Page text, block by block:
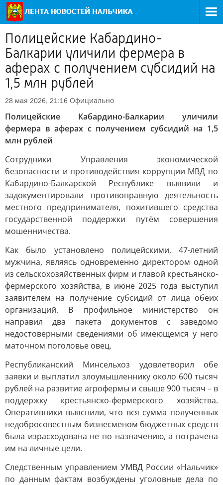
Полицейские Кабардино-
Балкарии уличили фермера в
аферах с получением субсидий на
1,5 млн рублей
28 мая 2026, 21:16 Официально
Полицейские Кабардино-Балкарии уличили
фермера в аферах с получением субсидий на 1,5
млн рублей
Сотрудники Управления экономической
безопасности и противодействия коррупции МВД по
Кабардино-Балкарской Республике выявили и
задокументировали противоправную деятельность
местного предпринимателя, похитившего средства
государственной поддержки путём совершения
мошенничества.
Как было установлено полицейскими, 47-летний
мужчина, являясь одновременно директором одной
из сельскохозяйственных фирм и главой крестьянско-
фермерского хозяйства, в июне 2025 года выступил
заявителем на получение субсидий от лица обеих
организаций. В профильное министерство он
направил два пакета документов с заведомо
недостоверными сведениями об имеющемся у него
маточном поголовье овец.
Республиканский Минсельхоз удовлетворил обе
заявки и выплатил злоумышленнику около 600 тысяч
рублей на развитие агрофермы и свыше 900 тысяч – в
поддержку крестьянско-фермерского хозяйства.
Оперативники выяснили, что вся сумма полученных
недобросовестным бизнесменом бюджетных средств
была израсходована не по назначению, а потрачена
им на личные цели.
Следственным управлением УМВД России «Нальчик»
по данным фактам возбуждены уголовные дела по